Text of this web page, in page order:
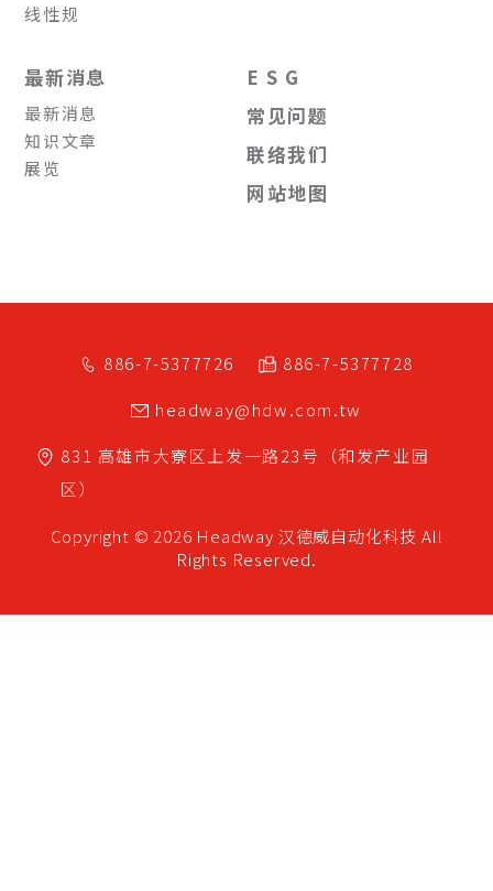
线性规
最新消息
最新消息
知识文章
展览
E S G
常见问题
联络我们
网站地图
886-7-5377726
886-7-5377728
headway@hdw.com.tw
831 高雄市大寮区 上发一路23号（和发产业园
区）
Copyright © 2026 Headway 汉德威自动化科技 All
Rights Reserved.